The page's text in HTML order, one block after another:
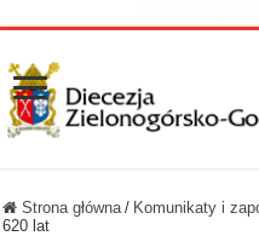
Strona główna / Komunikaty i
620 lat